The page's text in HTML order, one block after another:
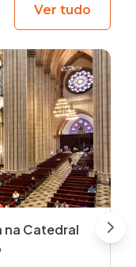
Ver tudo
na Catedral